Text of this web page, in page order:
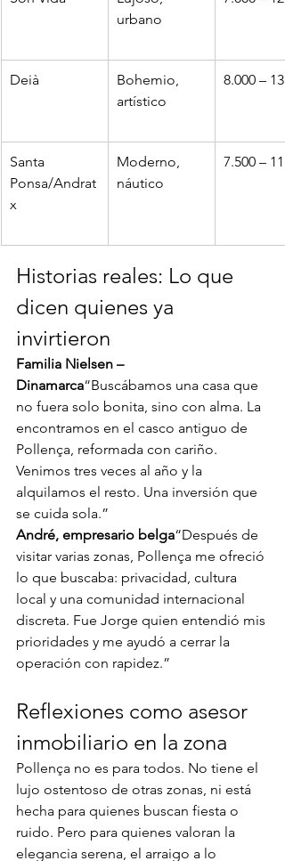
urbano
Deià
Bohemio,
artístico
8.000 –
Santa
Ponsa/Andrat
x
Moderno,
náutico
7.500 –
Historias reales: Lo que
dicen quienes ya
invirtieron
Familia Nielsen –
Dinamarca“Buscábamos una casa que
no fuera solo bonita, sino con alma. La
encontramos en el casco antiguo de
Pollença, reformada con cariño.
Venimos tres veces al año y la
alquilamos el resto. Una inversión que
se cuida sola.”
André, empresario belga“Después de
visitar varias zonas, Pollença me ofreció
lo que buscaba: privacidad, cultura
local y una comunidad internacional
discreta. Fue Jorge quien entendió mis
prioridades y me ayudó a cerrar la
operación con rapidez.”
Reflexiones como asesor
inmobiliario en la zona
Pollença no es para todos. No tiene el
lujo ostentoso de otras zonas, ni está
hecha para quienes buscan fiesta o
ruido. Pero para quienes valoran la
elegancia serena, el arraigo a lo